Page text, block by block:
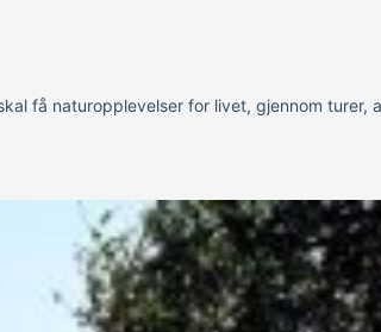
få naturopplevelser for livet, gjennom turer,